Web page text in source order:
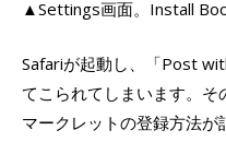
▲Settings画面。Install
Safariが起動し、「Post
てこられてしまいます。そ
マークレットの登録方法が